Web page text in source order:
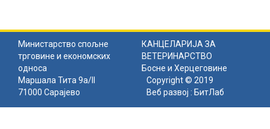
Министарство спољне
трговине и економских
односа
КАНЦЕЛАРИЈА ЗА
ВЕТЕРИНАРСТВО
Босне и Херцеговине
Маршала Тита 9а/II
71000 Сарајево
Copyright © 2019
Веб развој : БитЛаб